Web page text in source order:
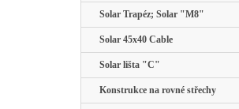
Solar Trapéz; Solar "M8"
Solar 45x40 Cable
Solar lišta "C"
Konstrukce na rovné střechy